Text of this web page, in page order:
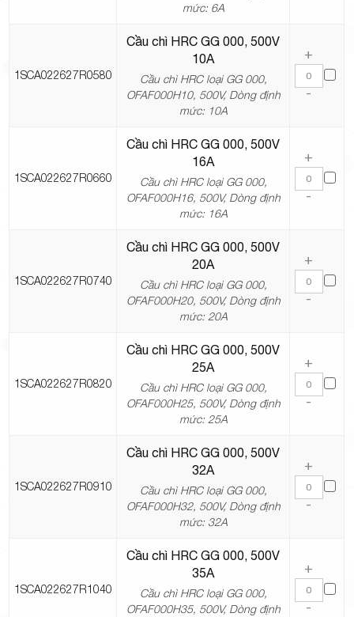
mức: 6A
1SCA022627R0580
Cầu chì HRC GG 000, 500V
10A
Cầu chì HRC loại GG 000,
OFAF000H10, 500V, Dòng định
mức: 10A
+
-
1SCA022627R0660
Cầu chì HRC GG 000, 500V
16A
Cầu chì HRC loại GG 000,
OFAF000H16, 500V, Dòng định
mức: 16A
+
-
1SCA022627R0740
Cầu chì HRC GG 000, 500V
20A
Cầu chì HRC loại GG 000,
OFAF000H20, 500V, Dòng định
mức: 20A
+
-
1SCA022627R0820
Cầu chì HRC GG 000, 500V
25A
Cầu chì HRC loại GG 000,
OFAF000H25, 500V, Dòng định
mức: 25A
+
-
1SCA022627R0910
Cầu chì HRC GG 000, 500V
32A
Cầu chì HRC loại GG 000,
OFAF000H32, 500V, Dòng định
mức: 32A
+
-
1SCA022627R1040
Cầu chì HRC GG 000, 500V
35A
Cầu chì HRC loại GG 000,
OFAF000H35, 500V, Dòng định
+
-